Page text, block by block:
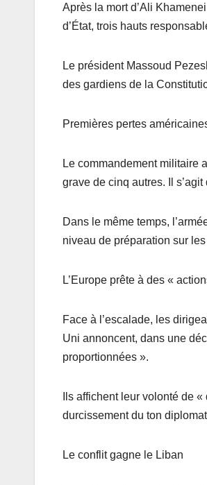
Après la mort d’Ali
d’État, trois hauts
Le président Massoud
des gardiens de la
Premières pertes
Le commandement militaire
grave de cinq autres. Il
Dans le même temps,
niveau de préparation sur
L’Europe prête à des «
Face à l’escalade, les
Uni annoncent, dans une
proportionnées ».
Ils affichent leur volonté de
durcissement du ton
Le conflit gagne le Liban